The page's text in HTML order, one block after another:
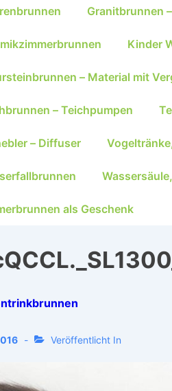
Granitbrunnen
Kinder
– Material mit
– Teichpumpen
– Diffuser
als Geschenk
Veröffentlicht In